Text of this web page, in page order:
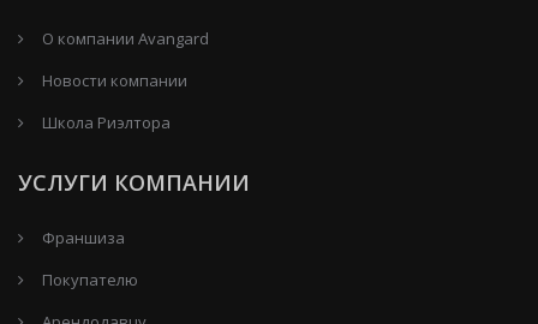
О компании Avangard
Новости компании
Школа Риэлтора
УСЛУГИ КОМПАНИИ
Франшиза
Покупателю